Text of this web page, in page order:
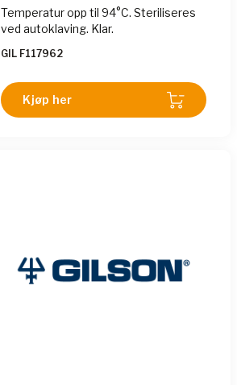
Temperatur opp til 94°C. Steriliseres
ved autoklaving. Klar.
GIL F117962
Kjøp her